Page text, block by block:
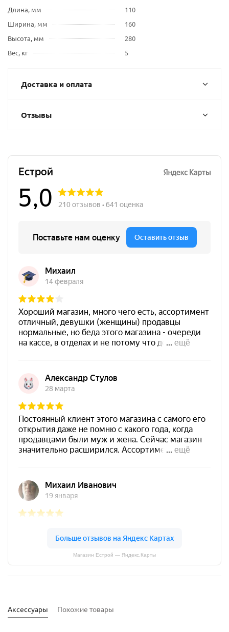
Длина, мм
110
Ширина, мм
160
Высота, мм
280
Вес, кг
5
Доставка и оплата
Отзывы
Магазин Естрой — Яндекс.Карты
Аксессуары Похожие товары